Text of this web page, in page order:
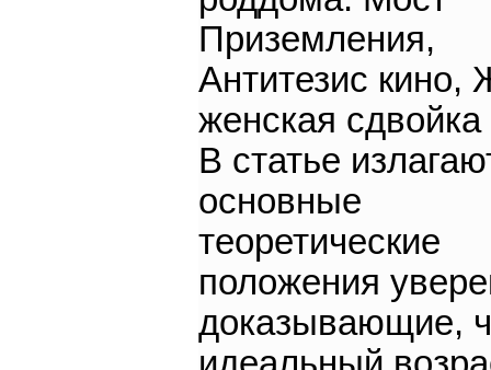
Приземления,
Антитезис кино,
женская
В статье
основные
теоретические
положения
доказывающие,